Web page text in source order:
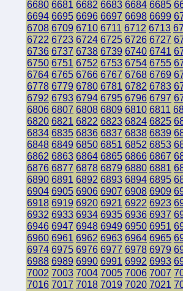
6680 6681 6682 6683 6684 6685
6694 6695 6696 6697 6698 6699
6708 6709 6710 6711 6712 6713
6722 6723 6724 6725 6726 6727
6736 6737 6738 6739 6740 6741
6750 6751 6752 6753 6754 6755
6764 6765 6766 6767 6768 6769
6778 6779 6780 6781 6782 6783
6792 6793 6794 6795 6796 6797
6806 6807 6808 6809 6810 6811
6820 6821 6822 6823 6824 6825
6834 6835 6836 6837 6838 6839
6848 6849 6850 6851 6852 6853
6862 6863 6864 6865 6866 6867
6876 6877 6878 6879 6880 6881
6890 6891 6892 6893 6894 6895
6904 6905 6906 6907 6908 6909
6918 6919 6920 6921 6922 6923
6932 6933 6934 6935 6936 6937
6946 6947 6948 6949 6950 6951
6960 6961 6962 6963 6964 6965
6974 6975 6976 6977 6978 6979
6988 6989 6990 6991 6992 6993
7002 7003 7004 7005 7006 7007
7016 7017 7018 7019 7020 7021